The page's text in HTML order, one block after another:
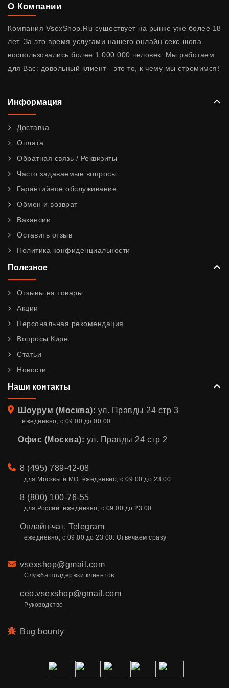
О Компании
Компания VsexShop.Ru существует на рынке уже более 18
лет. За это время услугами нашего онлайн секс-шопа
воспользовались более 1.000.000 человек. Мы работаем
для Вас: довольный клиент - это то, к чему мы стремимся!
Информация
Доставка
Оплата
Обратная связь / Реквизиты
Часто задаваемые вопросы
Гарантийное обслуживание
Обмен и возврат
Вакансии
Оставить отзыв
Политика конфиденциальности
Полезное
Отзывы на товары
Акции
Персональная рекомендация
Вопросы Кире
Статьи
Новости
Наши контакты
Адрес
Шоурум (Москва): ул. Правды 24 стр 3
ежедневно, с 09:00 до 00:00
Офис (Москва): ул. Правды 24 стр 2
Телефон
8 (495) 789-42-08
для Москвы и МО. ежедневно, с 09:00 до 23:00
8 (800) 100-76-55
для России. ежедневно, с 09:00 до 23:00
Онлайн-чат, Telegram
ежедневно, с 09:00 до 23:00. Отвечаем сразу
Email
vsexshop@gmail.com
Служба поддержки клиентов
ceo.vsexshop@gmail.com
Руководство
Bug bounty